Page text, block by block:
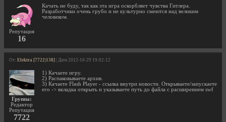
Репутация
16
Качать не буду, так как эта игра оскорбляет чувства Гитлера.
Разработчики очень грубо и не культурно смеются над великим
человеком.
От: Elektra [7722|138] | Дата 2012-10-29 19:02:12
Группа:
Редактор
Репутация
7722
1) Качаете игру.
2) Распаковываете архив.
3) Качаете Flash Player - ссылка внутри новости. Открываете/запускаете
его -> вкладка открыть и указываете путь до файла с расширением swf